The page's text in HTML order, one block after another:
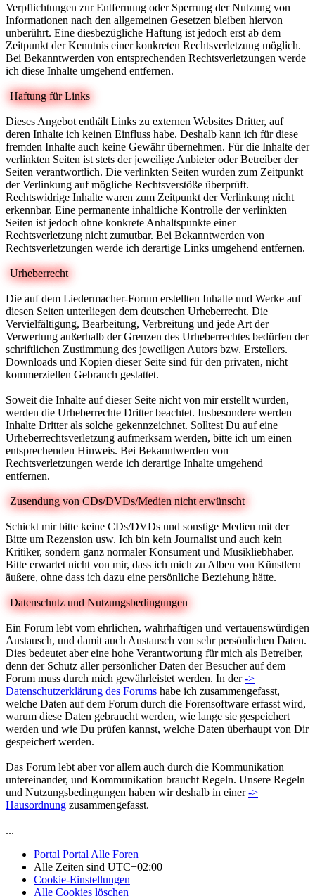
Verpflichtungen zur Entfernung oder Sperrung der Nutzung von
Informationen nach den allgemeinen Gesetzen bleiben hiervon
unberührt. Eine diesbezügliche Haftung ist jedoch erst ab dem
Zeitpunkt der Kenntnis einer konkreten Rechtsverletzung möglich.
Bei Bekanntwerden von entsprechenden Rechtsverletzungen werde
ich diese Inhalte umgehend entfernen.
Haftung für Links
Dieses Angebot enthält Links zu externen Websites Dritter, auf
deren Inhalte ich keinen Einfluss habe. Deshalb kann ich für diese
fremden Inhalte auch keine Gewähr übernehmen. Für die Inhalte der
verlinkten Seiten ist stets der jeweilige Anbieter oder Betreiber der
Seiten verantwortlich. Die verlinkten Seiten wurden zum Zeitpunkt
der Verlinkung auf mögliche Rechtsverstöße überprüft.
Rechtswidrige Inhalte waren zum Zeitpunkt der Verlinkung nicht
erkennbar. Eine permanente inhaltliche Kontrolle der verlinkten
Seiten ist jedoch ohne konkrete Anhaltspunkte einer
Rechtsverletzung nicht zumutbar. Bei Bekanntwerden von
Rechtsverletzungen werde ich derartige Links umgehend entfernen.
Urheberrecht
Die auf dem Liedermacher-Forum erstellten Inhalte und Werke auf
diesen Seiten unterliegen dem deutschen Urheberrecht. Die
Vervielfältigung, Bearbeitung, Verbreitung und jede Art der
Verwertung außerhalb der Grenzen des Urheberrechtes bedürfen der
schriftlichen Zustimmung des jeweiligen Autors bzw. Erstellers.
Downloads und Kopien dieser Seite sind für den privaten, nicht
kommerziellen Gebrauch gestattet.
Soweit die Inhalte auf dieser Seite nicht von mir erstellt wurden,
werden die Urheberrechte Dritter beachtet. Insbesondere werden
Inhalte Dritter als solche gekennzeichnet. Solltest Du auf eine
Urheberrechtsverletzung aufmerksam werden, bitte ich um einen
entsprechenden Hinweis. Bei Bekanntwerden von
Rechtsverletzungen werde ich derartige Inhalte umgehend
entfernen.
Zusendung von CDs/DVDs/Medien nicht erwünscht
Schickt mir bitte keine CDs/DVDs und sonstige Medien mit der
Bitte um Rezension usw. Ich bin kein Journalist und auch kein
Kritiker, sondern ganz normaler Konsument und Musikliebhaber.
Bitte erwartet nicht von mir, dass ich mich zu Alben von Künstlern
äußere, ohne dass ich dazu eine persönliche Beziehung hätte.
Datenschutz und Nutzungsbedingungen
Ein Forum lebt vom ehrlichen, wahrhaftigen und vertauenswürdigen
Austausch, und damit auch Austausch von sehr persönlichen Daten.
Dies bedeutet aber eine hohe Verantwortung für mich als Betreiber,
denn der Schutz aller persönlicher Daten der Besucher auf dem
Forum muss durch mich gewährleistet werden. In der->
Datenschutzerklärung des Forums habe ich zusammengefasst,
welche Daten auf dem Forum durch die Forensoftware erfasst wird,
warum diese Daten gebraucht werden, wie lange sie gespeichert
werden und wie Du prüfen kannst, welche Daten überhaupt von Dir
gespeichert werden.
Das Forum lebt aber vor allem auch durch die Kommunikation
untereinander, und Kommunikation braucht Regeln. Unsere Regeln
und Nutzungsbedingungen haben wir deshalb in einer->
Hausordnung zusammengefasst.
...
Portal Portal Alle Foren
Alle Zeiten sind UTC+02:00
Cookie-Einstellungen
Alle Cookies löschen